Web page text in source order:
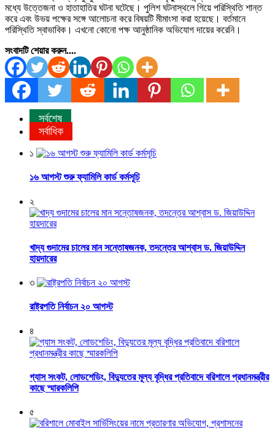
মধ্যে উত্তেজনা ও হাতাহাতির ঘটনা ঘটেছে। পুলিশ ঘটনাস্থলে গিয়ে পরিস্থিতি শান্ত
করে এবং উভয় পক্ষের সঙ্গে আলোচনা করে বিষয়টি মীমাংসা করা হয়েছে। বর্তমানে
পরিস্থিতি স্বাভাবিক। এখনো কোনো পক্ষ আনুষ্ঠানিক অভিযোগ দায়ের করেনি।
সংবাদটি শেয়ার করুন....
সর্বশেষ
সর্বাধিক
১
১৬ আগস্ট শুরু ফ্যামিলি কার্ড কর্মসূচি
২
খাদ্য গুদামের চালের মান সন্তোষজনক, তদন্তের আশ্বাস ড. জিয়াউদ্দিন
হায়দারের
৩
রাষ্ট্রপতি নির্বাচন ২০ আগস্ট
৪
গ্যাস সংকট, লোডশেডিং, বিদ্যুতের মূল্য বৃদ্ধির প্রতিবাদে বরিশালে প্রধানমন্ত্রীর
কাছে স্মারকলিপি
৫